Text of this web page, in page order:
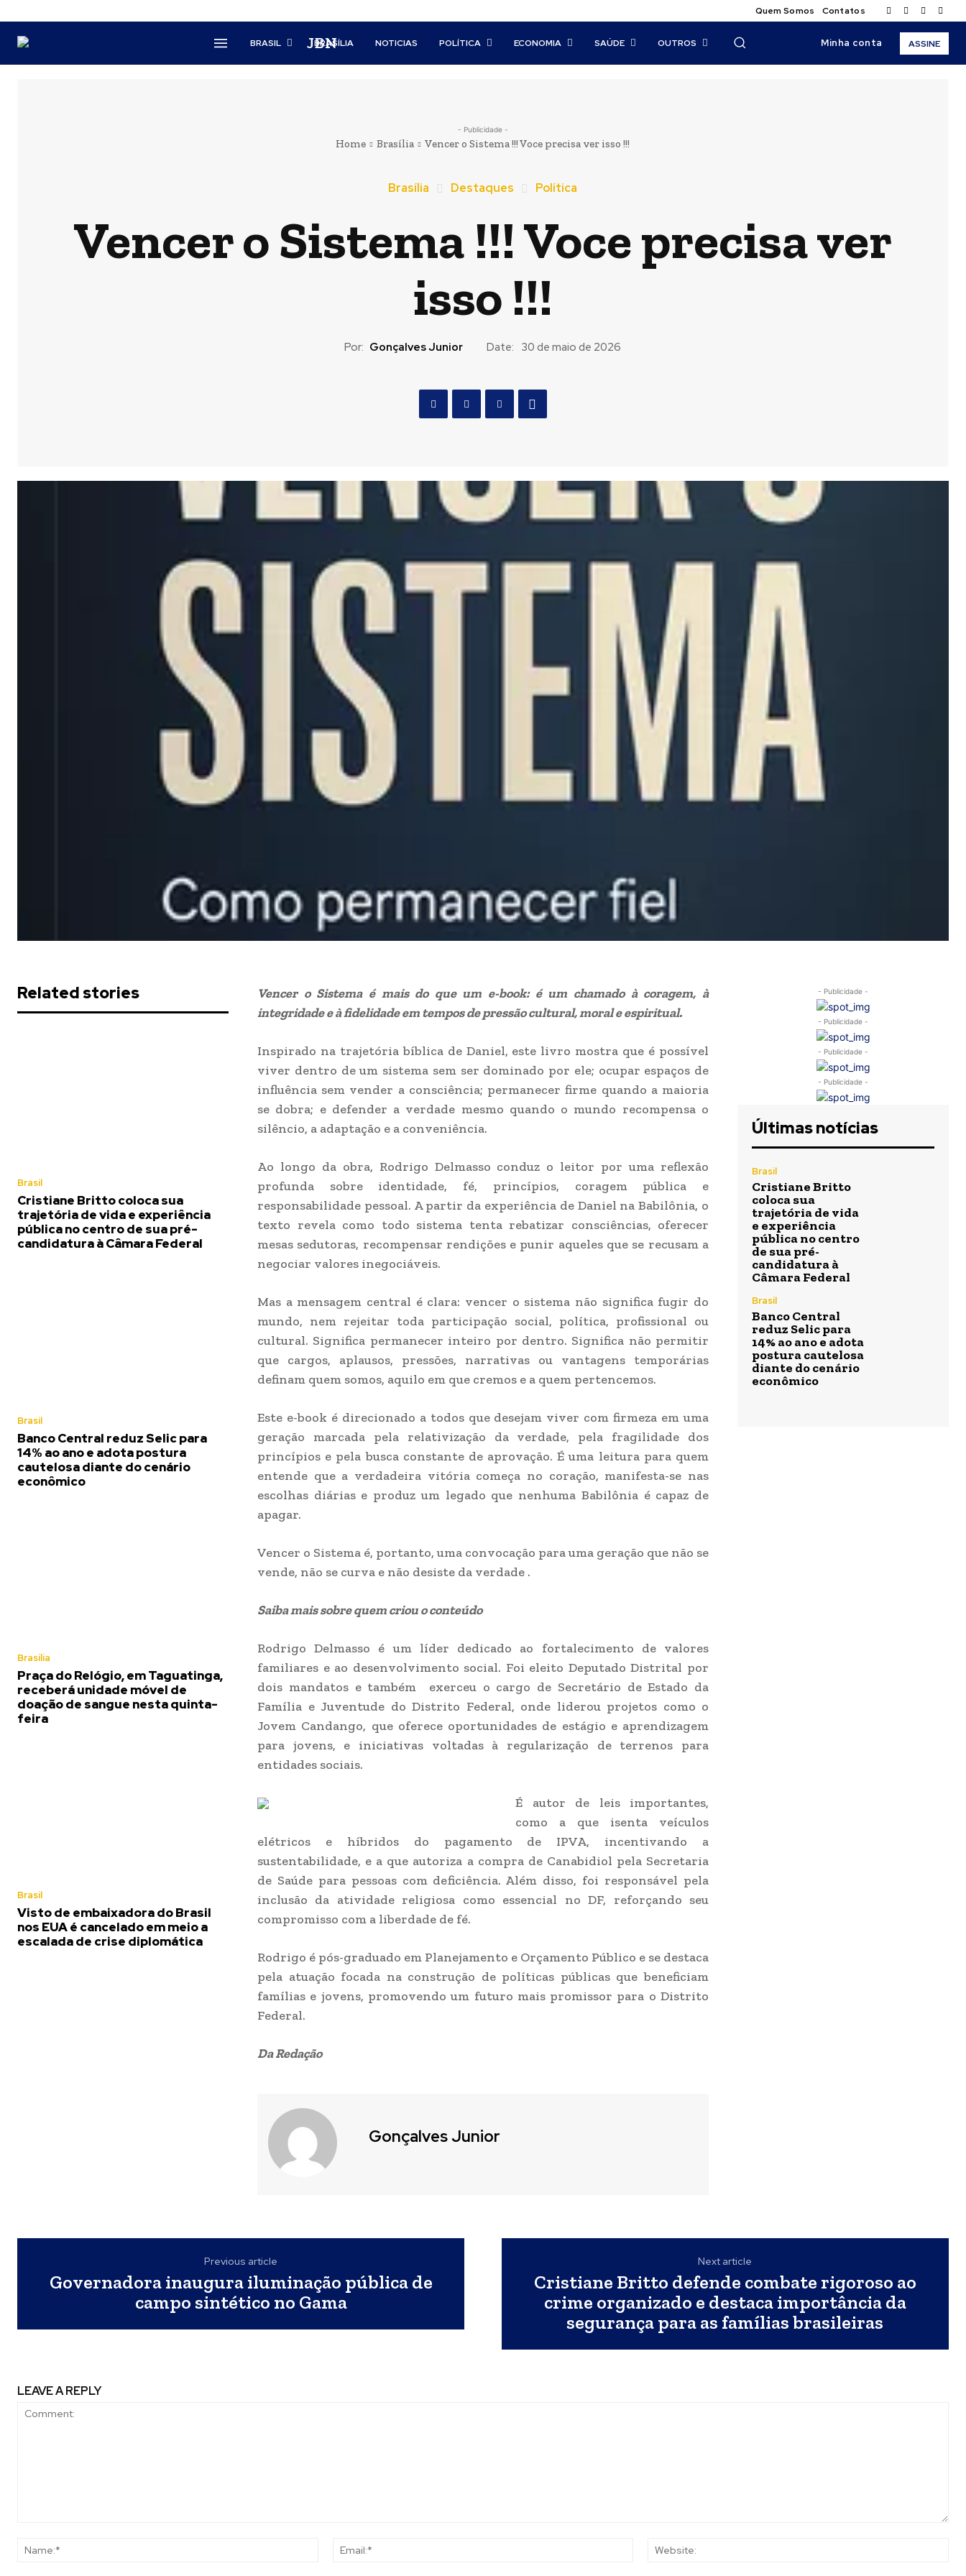
Quem Somos Contatos
JBN
BRASIL BRASÍLIA NOTICIAS POLÍTICA ECONOMIA SAÚDE OUTROS Minha conta ASSINE
- Publicidade -
Home Brasília Vencer o Sistema !!! Voce precisa ver isso !!!
Brasília Destaques Política
Vencer o Sistema !!! Voce precisa ver
isso !!!
Por: Gonçalves Junior Date: 30 de maio de 2026
Related stories
Brasil
Cristiane Britto coloca sua
trajetória de vida e experiência
pública no centro de sua pré-
candidatura à Câmara Federal
Brasil
Banco Central reduz Selic para
14% ao ano e adota postura
cautelosa diante do cenário
econômico
Brasília
Praça do Relógio, em Taguatinga,
receberá unidade móvel de
doação de sangue nesta quinta-
feira
Brasil
Visto de embaixadora do Brasil
nos EUA é cancelado em meio a
escalada de crise diplomática
Vencer o Sistema é mais do que um e-book: é um chamado à coragem, à
integridade e à fidelidade em tempos de pressão cultural, moral e espiritual.
Inspirado na trajetória bíblica de Daniel, este livro mostra que é possível
viver dentro de um sistema sem ser dominado por ele; ocupar espaços de
influência sem vender a consciência; permanecer firme quando a maioria
se dobra; e defender a verdade mesmo quando o mundo recompensa o
silêncio, a adaptação e a conveniência.
Ao longo da obra, Rodrigo Delmasso conduz o leitor por uma reflexão
profunda sobre identidade, fé, princípios, coragem pública e
responsabilidade pessoal. A partir da experiência de Daniel na Babilônia, o
texto revela como todo sistema tenta rebatizar consciências, oferecer
mesas sedutoras, recompensar rendições e punir aqueles que se recusam a
negociar valores inegociáveis.
Mas a mensagem central é clara: vencer o sistema não significa fugir do
mundo, nem rejeitar toda participação social, política, profissional ou
cultural. Significa permanecer inteiro por dentro. Significa não permitir
que cargos, aplausos, pressões, narrativas ou vantagens temporárias
definam quem somos, aquilo em que cremos e a quem pertencemos.
Este e-book é direcionado a todos que desejam viver com firmeza em uma
geração marcada pela relativização da verdade, pela fragilidade dos
princípios e pela busca constante de aprovação. É uma leitura para quem
entende que a verdadeira vitória começa no coração, manifesta-se nas
escolhas diárias e produz um legado que nenhuma Babilônia é capaz de
apagar.
Vencer o Sistema é, portanto, uma convocação para uma geração que não se
vende, não se curva e não desiste da verdade .
Saiba mais sobre quem criou o conteúdo
Rodrigo Delmasso é um líder dedicado ao fortalecimento de valores
familiares e ao desenvolvimento social. Foi eleito Deputado Distrital por
dois mandatos e também exerceu o cargo de Secretário de Estado da
Família e Juventude do Distrito Federal, onde liderou projetos como o
Jovem Candango, que oferece oportunidades de estágio e aprendizagem
para jovens, e iniciativas voltadas à regularização de terrenos para
entidades sociais.
É autor de leis importantes,
como a que isenta veículos
elétricos e híbridos do pagamento de IPVA, incentivando a
sustentabilidade, e a que autoriza a compra de Canabidiol pela Secretaria
de Saúde para pessoas com deficiência. Além disso, foi responsável pela
inclusão da atividade religiosa como essencial no DF, reforçando seu
compromisso com a liberdade de fé.
Rodrigo é pós-graduado em Planejamento e Orçamento Público e se destaca
pela atuação focada na construção de políticas públicas que beneficiam
famílias e jovens, promovendo um futuro mais promissor para o Distrito
Federal.
Da Redação
Gonçalves Junior
- Publicidade -
- Publicidade -
- Publicidade -
- Publicidade -
Últimas notícias
Brasil
Cristiane Britto
coloca sua
trajetória de vida
e experiência
pública no centro
de sua pré-
candidatura à
Câmara Federal
Brasil
Banco Central
reduz Selic para
14% ao ano e adota
postura cautelosa
diante do cenário
econômico
Previous article
Governadora inaugura iluminação pública de
campo sintético no Gama
Next article
Cristiane Britto defende combate rigoroso ao
crime organizado e destaca importância da
segurança para as famílias brasileiras
LEAVE A REPLY
Name:*
Email:*